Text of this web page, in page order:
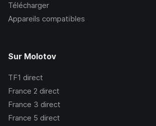
Télécharger
Appareils compatibles
Sur Molotov
TF1 direct
France 2 direct
France 3 direct
France 5 direct